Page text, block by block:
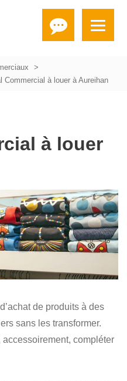
Commercial à louer à Aureihan
à louer
de produits à des
sans les transformer.
compléter